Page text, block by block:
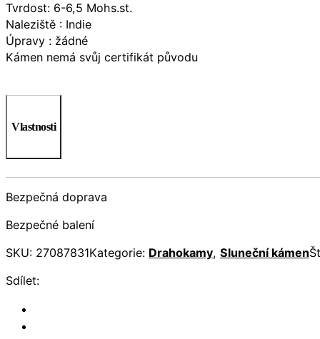
Tvrdost: 6-6,5 Mohs.st.
Naleziště : Indie
Úpravy : žádné
Kámen nemá svůj certifikát původu
Vlastnosti
Bezpečná doprava
Bezpečné balení
SKU: 27087831Kategorie: Drahokamy, Sluneční kámen
Sdílet: